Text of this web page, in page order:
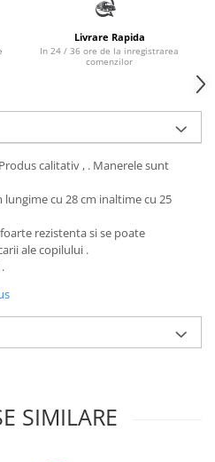
Livrare Rapida
In 24 / 36 ore de la inregistrarea
comenzilor
calitativ , . Manerele sunt
lungime cu 28 cm inaltime cu 25
rezistenta si se poate
ale copilului .
SIMILARE